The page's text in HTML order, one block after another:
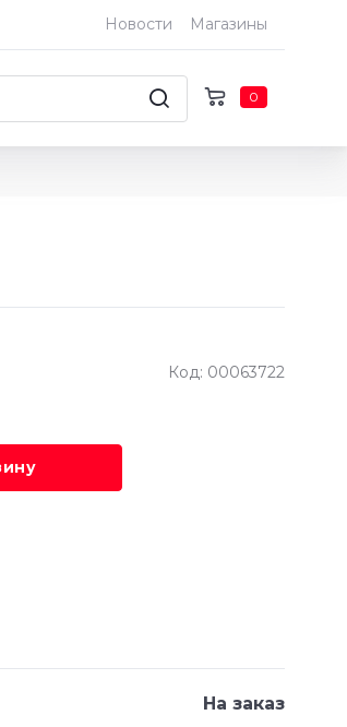
Новости Магазины
0
Код: 00063722
На заказ